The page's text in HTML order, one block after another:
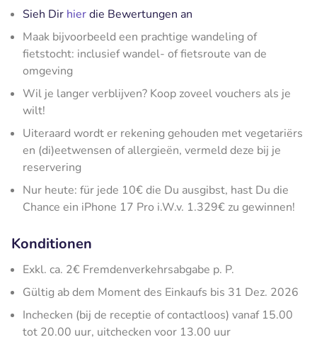
Sieh Dir hierdie Bewertungen an
Maak bijvoorbeeld een prachtige wandeling of
fietstocht: inclusief wandel- of fietsroute van de
omgeving
Wil je langer verblijven? Koop zoveel vouchers als je
wilt!
Uiteraard wordt er rekening gehouden met vegetariërs
en (di)eetwensen of allergieën, vermeld deze bij je
reservering
Nur heute: für jede 10€ die Du ausgibst, hast Du die
Chance ein iPhone 17 Pro i.W.v. 1.329€ zu gewinnen!
Konditionen
Exkl. ca. 2€ Fremdenverkehrsabgabe p. P.
Gültig ab dem Moment des Einkaufs bis 31 Dez. 2026
Inchecken (bij de receptie of contactloos) vanaf 15.00
tot 20.00 uur, uitchecken voor 13.00 uur